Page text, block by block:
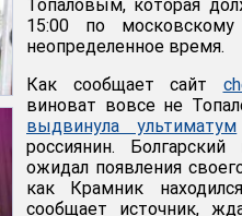
Топаловым, которая
15:00 по
неопределенное время.
Как сообщает сайт
виноват вовсе не
выдвинула ультиматум
россиянин. Болгарский
ожидал появления
как Крамник
сообщает источник,